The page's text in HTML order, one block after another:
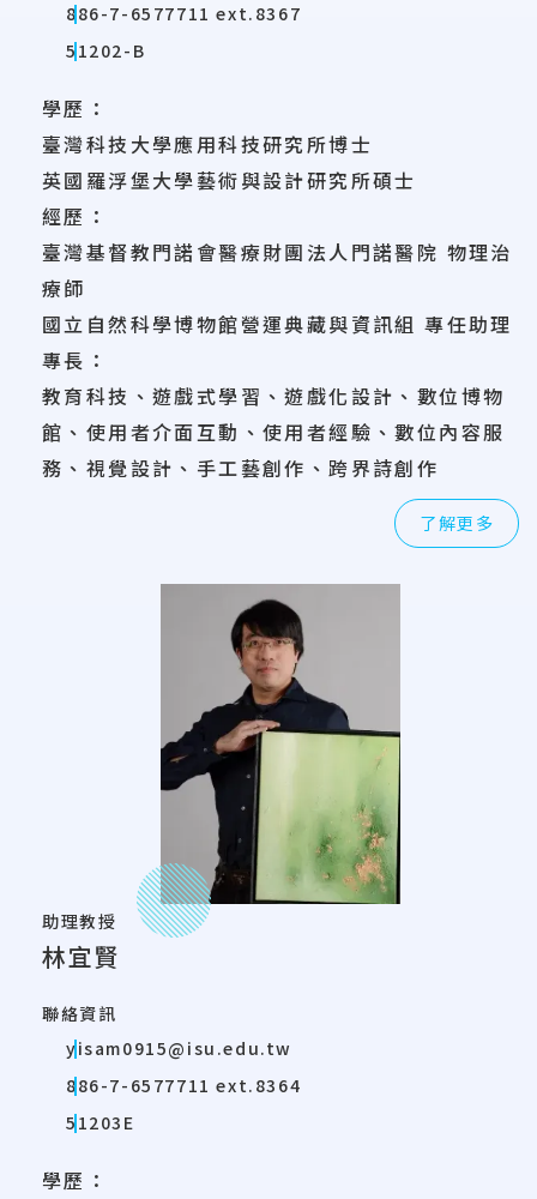
886-7-6577711 ext.8367
51202-B
學歷：
臺灣科技大學應用科技研究所博士
英國羅浮堡大學藝術與設計研究所碩士
經歷：
臺灣基督教門諾會醫療財團法人門諾醫院 物理治
療師
國立自然科學博物館營運典藏與資訊組 專任助理
專長：
教育科技、遊戲式學習、遊戲化設計、數位博物
館、使用者介面互動、使用者經驗、數位內容服
務、視覺設計、手工藝創作、跨界詩創作
了解更多
助理教授
林宜賢
聯絡資訊
yisam0915@isu.edu.tw
886-7-6577711 ext.8364
51203E
學歷：